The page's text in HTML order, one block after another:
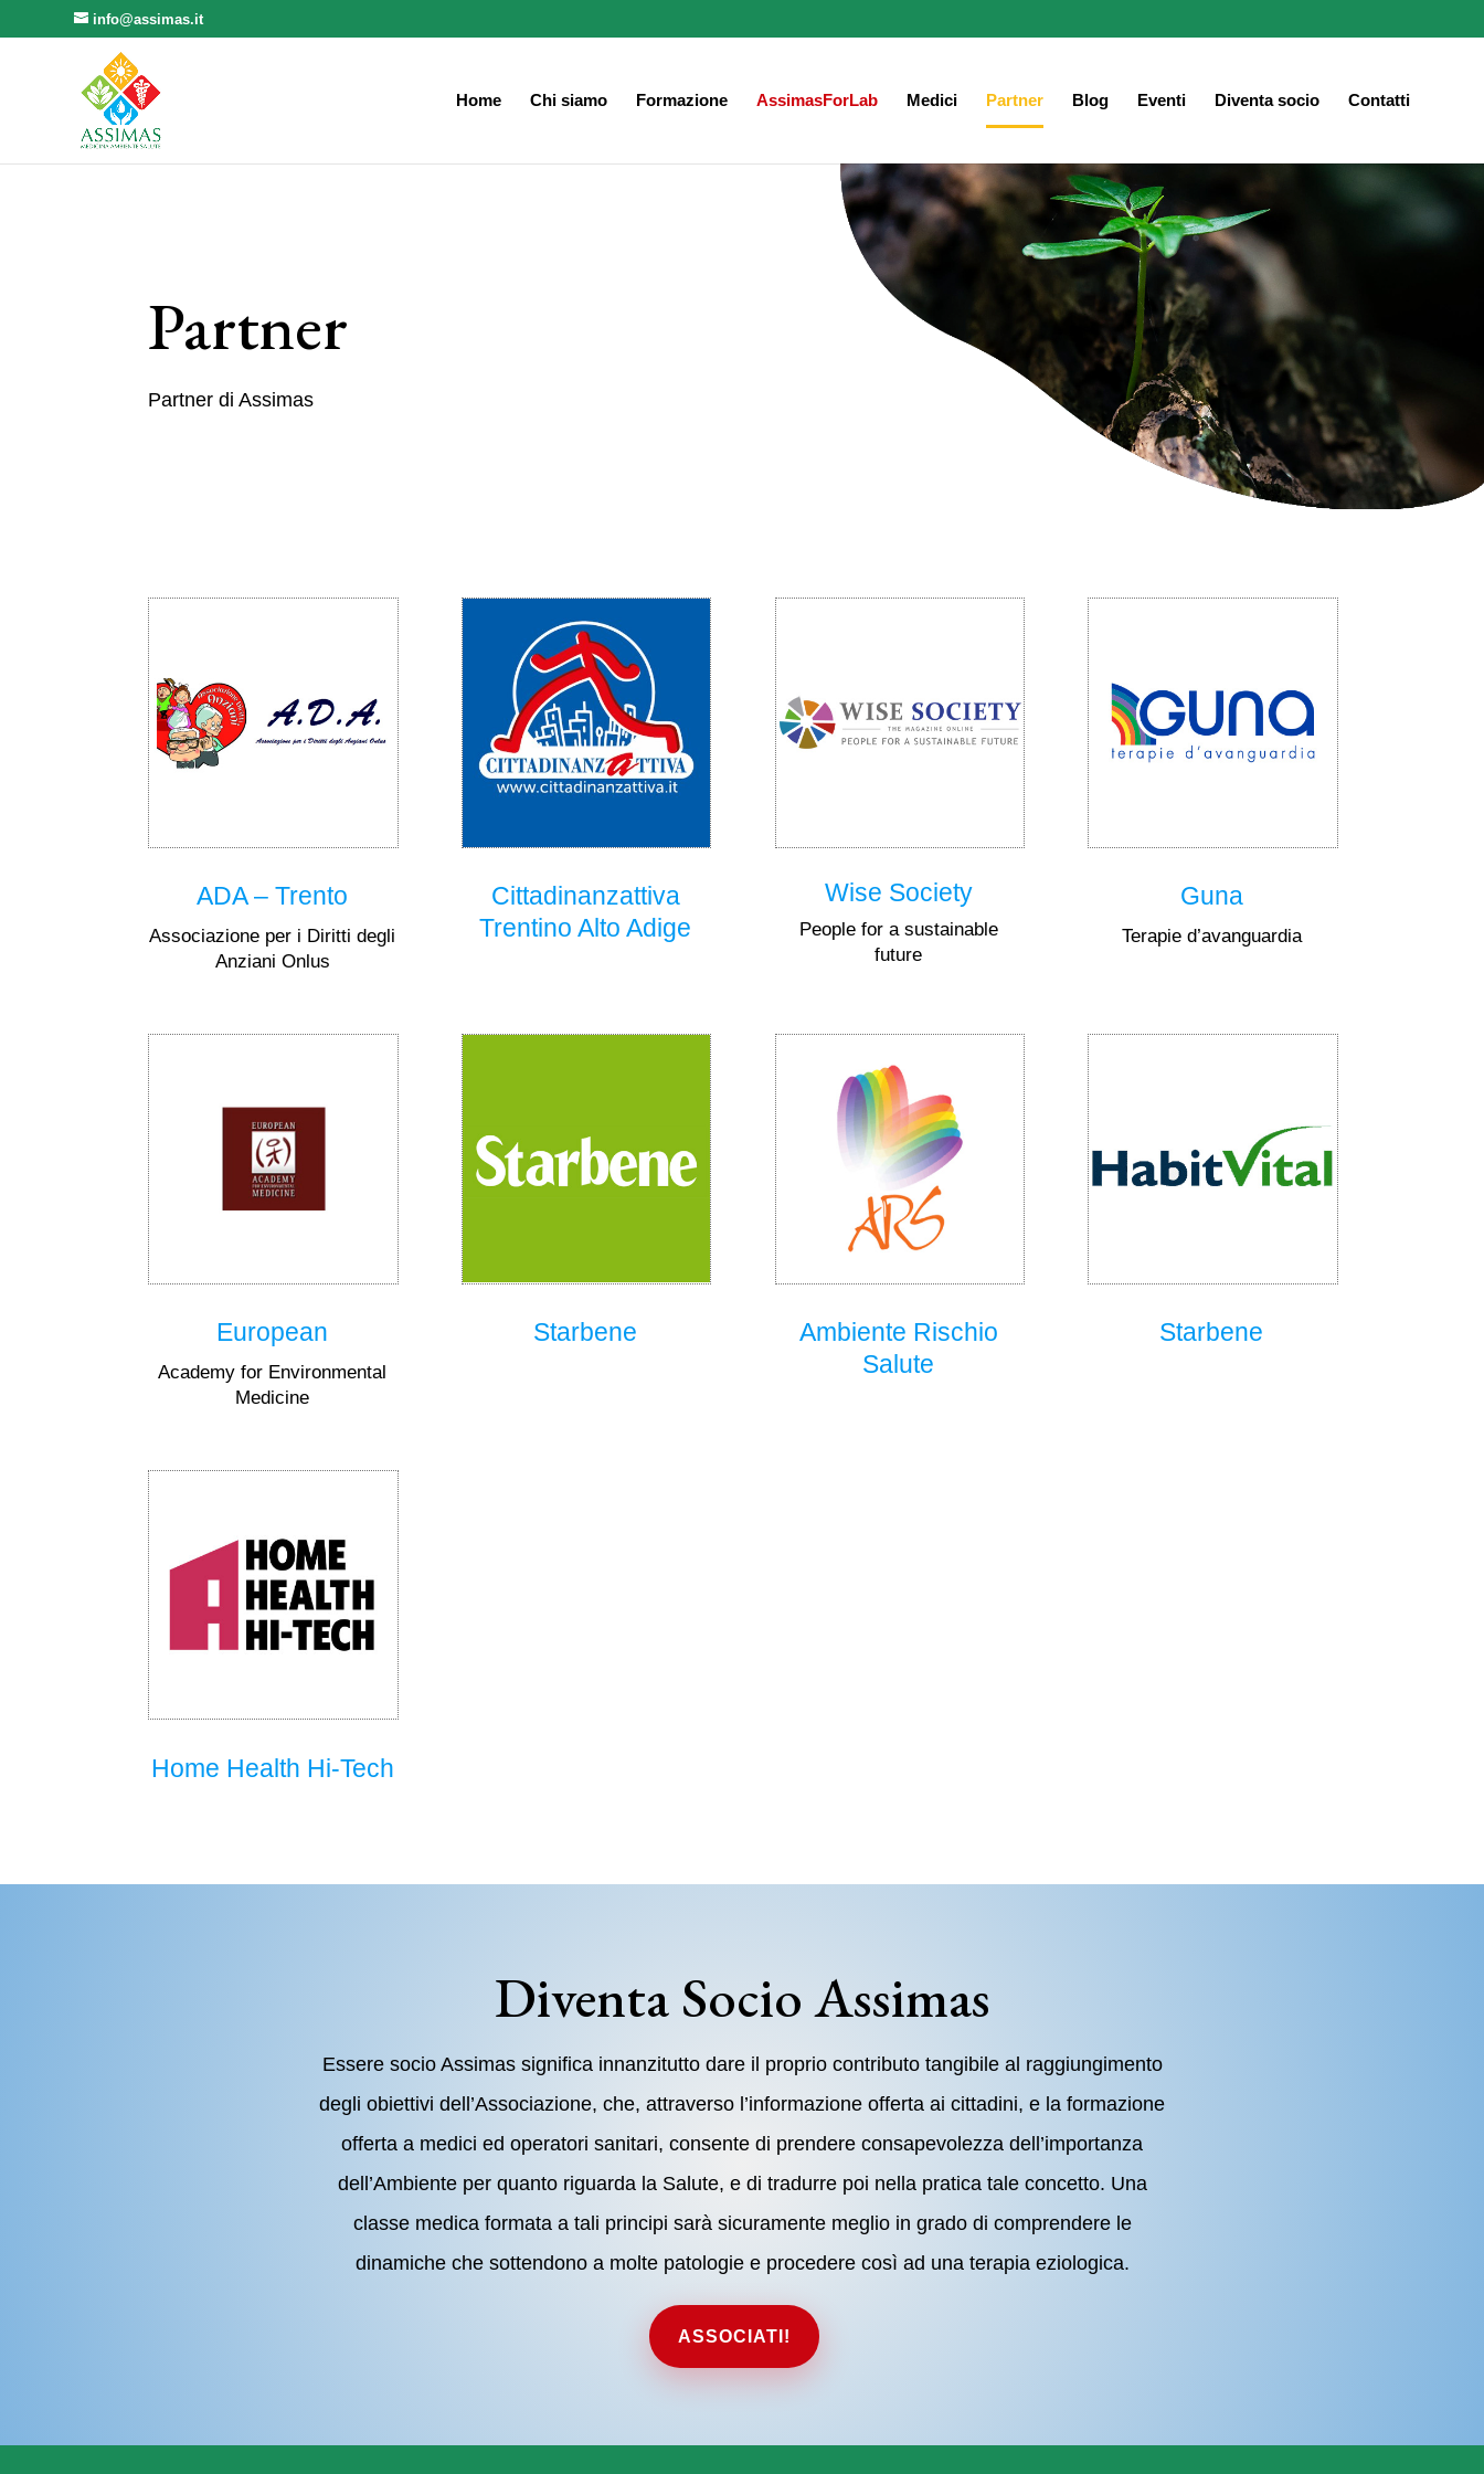
info@assimas.it
Home Chi siamo Formazione AssimasForLab Medici Partner Blog Eventi Diventa socio Contatti
Partner
Partner di Assimas
ADA – Trento
Associazione per i Diritti degli
Anziani Onlus
Cittadinanzattiva
Trentino Alto Adige
Wise Society
People for a sustainable
future
Guna
Terapie d’avanguardia
European
Academy for Environmental
Medicine
Starbene
Ambiente Rischio
Salute
Starbene
Home Health Hi-Tech
Diventa Socio Assimas
Essere socio Assimas significa innanzitutto dare il proprio contributo tangibile al raggiungimento
degli obiettivi dell’Associazione, che, attraverso l’informazione offerta ai cittadini, e la formazione
offerta a medici ed operatori sanitari, consente di prendere consapevolezza dell’importanza
dell’Ambiente per quanto riguarda la Salute, e di tradurre poi nella pratica tale concetto. Una
classe medica formata a tali principi sarà sicuramente meglio in grado di comprendere le
dinamiche che sottendono a molte patologie e procedere così ad una terapia eziologica.
ASSOCIATI!